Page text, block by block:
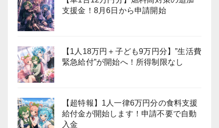
支援金！8月6日から申請開始
【1人18万円＋子ども9万円分】”生活費
緊急給付”が開始へ！所得制限なし
【超特報】1人一律6万円分の食料支援
給付金が開始します！申請不要で自動
入金